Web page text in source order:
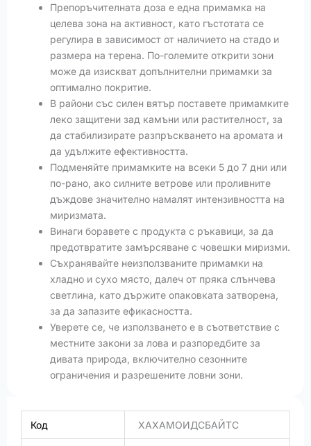
Препоръчителната доза е една примамка на
целева зона на активност, като гъстотата се
регулира в зависимост от наличието на стадо и
размера на терена. По-големите открити зони
може да изискват допълнителни примамки за
оптимално покритие.
В райони със силен вятър поставете примамките
леко защитени зад камъни или растителност, за
да стабилизирате разпръскването на аромата и
да удължите ефективността.
Подменяйте примамките на всеки 5 до 7 дни или
по-рано, ако силните ветрове или проливните
дъждове значително намалят интензивността на
миризмата.
Винаги боравете с продукта с ръкавици, за да
предотвратите замърсяване с човешки миризми.
Съхранявайте неизползваните примамки на
хладно и сухо място, далеч от пряка слънчева
светлина, като държите опаковката затворена,
за да запазите ефикасността.
Уверете се, че използването е в съответствие с
местните закони за лова и разпоредбите за
дивата природа, включително сезонните
ограничения и разрешените ловни зони.
Код ХАХАМОИДСБАЙТС